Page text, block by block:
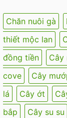
Chăn nuôi gà
thiết mộc lan
đồng tiền
Cây
cove
Cây
lá
Cây ớt
bắp
Cây su su